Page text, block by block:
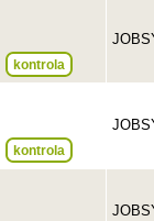
kontrola
kontrola